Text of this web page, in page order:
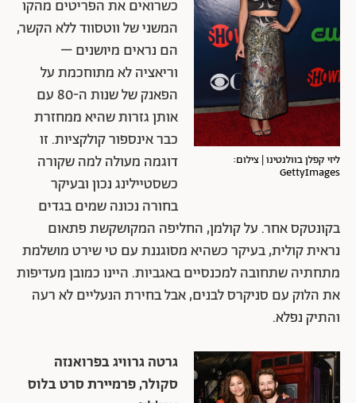
ליזי קפלן בוולנטינו | צילום:
GettyImages
כשרואים את הפריטים מהקו
המשני של ווטסווד ללא הקשר,
הם נראים מיושנים –
וריאציה לא מתוחכמת על
הפאנק של שנות ה-80 עם
אותן גזרות שהיא ממחזרת
כבר אינספור קולקציות. זו
דוגמה מעולה למה שקורה
כשסטיילינג נכון ובעיקר
בחורה נכונה שמים בגדים
בקונטקס אחר. על קולמן, החליפה המקושקשת פתאום
נראית קולית, בעיקר כשהיא מסוגננת עם טי שירט מושלמת
מתחתיה שתחובה למכנסיים באגביות. היינו כמובן מעדיפות
את הלוק עם סניקרס לבנים, אבל בחירת הנעליים לא רעה
והתיק נפלא.
גרטה גרוויג בפרואנזה
סקולר, פרמיירת סרט בלוס